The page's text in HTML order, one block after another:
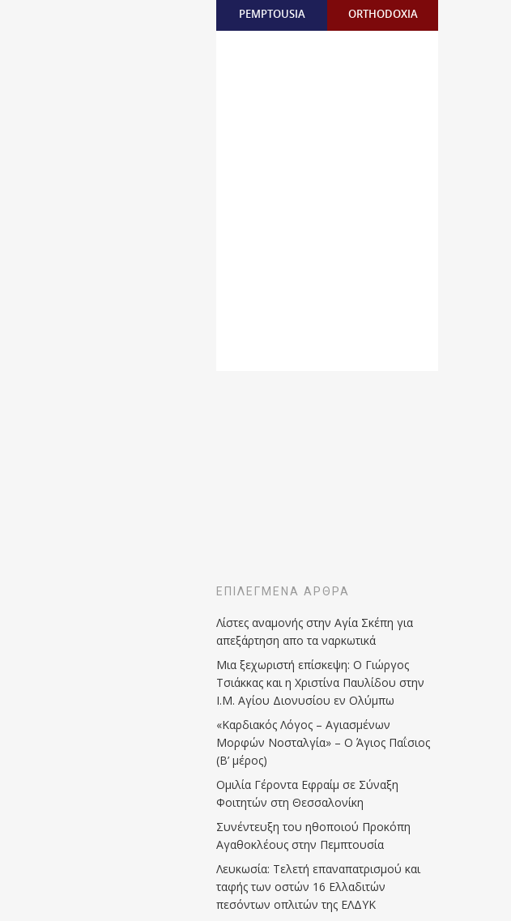
PEMPTOUSIA ORTHODOXIA
ΕΠΙΛΕΓΜΈΝΑ ΆΡΘΡΑ
Λίστες αναμονής στην Αγία Σκέπη για
απεξάρτηση απο τα ναρκωτικά
Μια ξεχωριστή επίσκεψη: Ο Γιώργος
Τσιάκκας και η Χριστίνα Παυλίδου στην
Ι.Μ. Αγίου Διονυσίου εν Ολύμπω
«Καρδιακός Λόγος – Αγιασμένων
Μορφών Νοσταλγία» – Ο Άγιος Παΐσιος
(Β’ μέρος)
Ομιλία Γέροντα Εφραίμ σε Σύναξη
Φοιτητών στη Θεσσαλονίκη
Συνέντευξη του ηθοποιού Προκόπη
Αγαθοκλέους στην Πεμπτουσία
Λευκωσία: Τελετή επαναπατρισμού και
ταφής των οστών 16 Ελλαδιτών
πεσόντων οπλιτών της ΕΛΔΥΚ